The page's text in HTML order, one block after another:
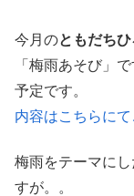
今月のともだち
「梅雨あそび」
予定です。
内容はこちらにて
梅雨をテーマに
すが。。